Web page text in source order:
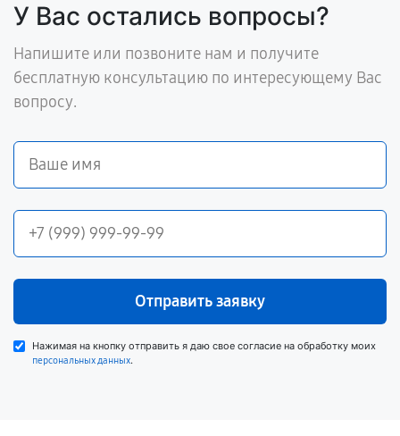
У Вас остались вопросы?
Напишите или позвоните нам и получите
бесплатную консультацию по интересующему Вас
вопросу.
Отправить заявку
Нажимая на кнопку отправить я даю свое согласие на обработку моих
персональных данных.